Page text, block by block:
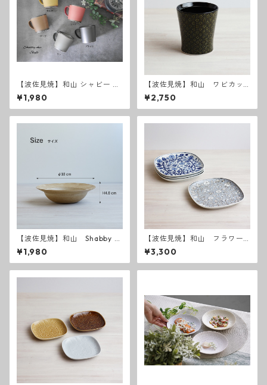
【波佐見焼】和山 シャビー K
Kマグカップ
¥1,980
【波佐見焼】和山 ワビカッ
プ スリム - オリエンタルブ
ラック -
¥2,750
【波佐見焼】和山 Shabby c
hic style ボウル中
¥1,980
【波佐見焼】和山 フラワー
パレード盛皿
¥3,300